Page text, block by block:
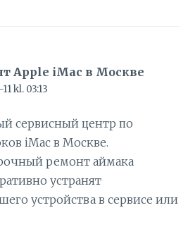
Apple iMac в Москве
kl. 03:13
сервисный центр по
iMac в Москве.
ремонт аймака
устранят
устройства в сервисе или